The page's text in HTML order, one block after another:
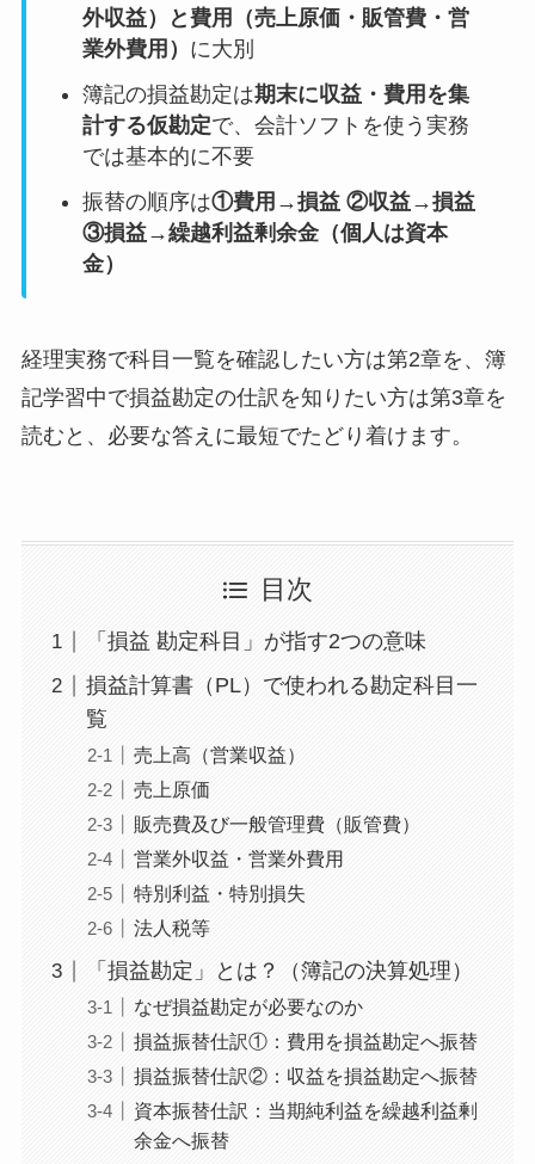
外収益）と費用（売上原価・販管費・営
業外費用） に大別
簿記の損益勘定は期末に収益・費用を集
計する仮勘定で、会計ソフトを使う実務
では基本的に不要
振替の順序は①費用→損益 ②収益→損益
③損益→繰越利益剰余金（個人は資本
金）
経理実務で科目一覧を確認したい方は第2章を、簿
記学習中で損益勘定の仕訳を知りたい方は第3章を
読むと、必要な答えに最短でたどり着けます。
目次
「損益 勘定科目」が指す2つの意味
損益計算書（PL）で使われる勘定科目一
覧
売上高（営業収益）
売上原価
販売費及び一般管理費（販管費）
営業外収益・営業外費用
特別利益・特別損失
法人税等
「損益勘定」とは？（簿記の決算処理）
なぜ損益勘定が必要なのか
損益振替仕訳①：費用を損益勘定へ振替
損益振替仕訳②：収益を損益勘定へ振替
資本振替仕訳：当期純利益を繰越利益剰
余金へ振替